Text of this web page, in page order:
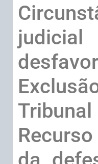
judicial